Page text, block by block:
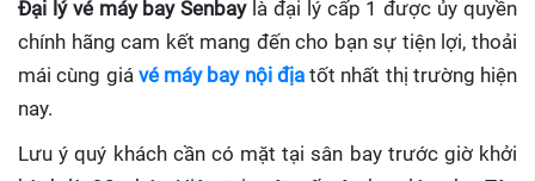
Đại lý vé máy bay Senbay là đại lý cấp 1 được ủy quyền
chính hãng cam kết mang đến cho bạn sự tiện lợi, thoải
mái cùng giá vé máy bay nội địa tốt nhất thị trường hiện
nay.
Lưu ý quý khách cần có mặt tại sân bay trước giờ khởi